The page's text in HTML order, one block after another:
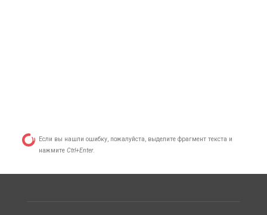
Если вы нашли ошибку, пожалуйста, выделите фрагмент текста и
нажмите Ctrl+Enter.